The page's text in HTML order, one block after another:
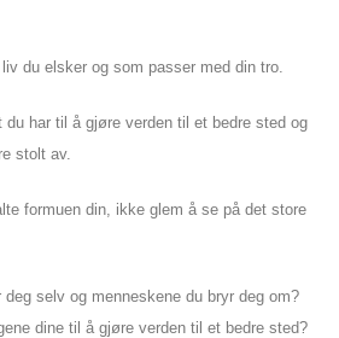
du elsker og som passer med din tro.
du har til å gjøre verden til et bedre sted og
stolt av.
formuen din, ikke glem å se på det store
selv og menneskene du bryr deg om?
dine til å gjøre verden til et bedre sted?